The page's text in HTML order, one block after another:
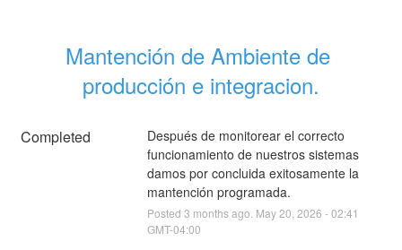
Mantención de Ambiente de
producción e integracion.
Completed
Después de monitorear el correcto
funcionamiento de nuestros sistemas
damos por concluida exitosamente la
mantención programada.
Posted 3 months ago. May20 2026 -02:41
GMT-04:00